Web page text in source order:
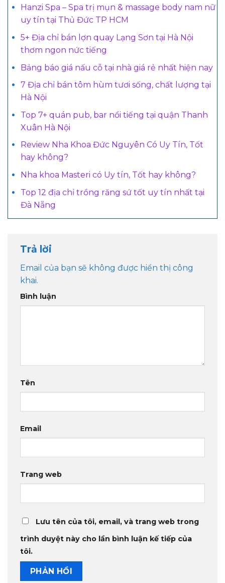
Hanzi Spa – Spa trị mụn & massage body nam nữ
uy tín tại Thủ Đức TP HCM
5+ Địa chỉ bán lợn quay Lạng Sơn tại Hà Nội
thơm ngon nức tiếng
Bảng báo giá nấu cỗ tại nhà giá rẻ nhất hiện nay
7 Địa chỉ bán tôm hùm tươi sống, chất lượng tại
Hà Nội
Top 7+ quán pub, bar nổi tiếng tại quận Thanh
Xuân Hà Nội
Review Nha Khoa Đức Nguyên Có Uy Tín, Tốt
hay không?
Nha khoa Masteri có Uy tín, Tốt hay không?
Top 12 địa chỉ trồng răng sứ tốt uy tín nhất tại
Đà Nẵng
Trả lời
Email của bạn sẽ không được hiển thị công
khai.
Bình luận
Tên
Email
Trang web
Lưu tên của tôi, email, và trang web trong
trình duyệt này cho lần bình luận kế tiếp của
tôi.